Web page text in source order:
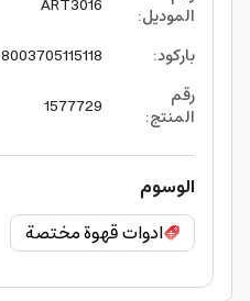
الموديل:
ART3016
باركود:
8003705115118
رقم
المنتج:
1577729
الوسوم
ادوات قهوة مختصة